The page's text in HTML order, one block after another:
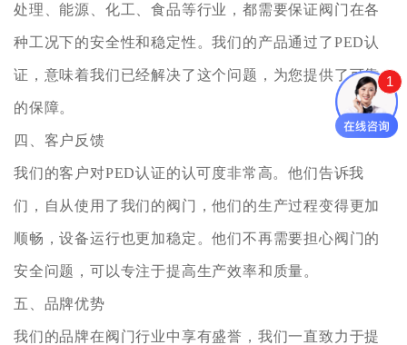
处理、能源、化工、食品等行业，都需要保证阀门在各
种工况下的安全性和稳定性。我们的产品通过了PED认
证，意味着我们已经解决了这个问题，为您提供了可靠
的保障。
四、客户反馈
我们的客户对PED认证的认可度非常高。他们告诉我
们，自从使用了我们的阀门，他们的生产过程变得更加
顺畅，设备运行也更加稳定。他们不再需要担心阀门的
安全问题，可以专注于提高生产效率和质量。
五、品牌优势
我们的品牌在阀门行业中享有盛誉，我们一直致力于提
1